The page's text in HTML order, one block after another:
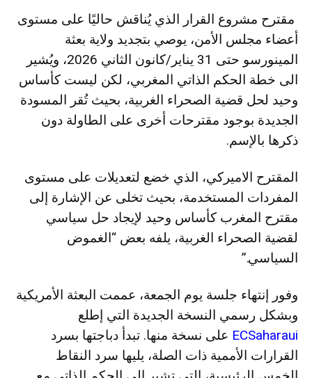
مقترح مشروع القرار الذي يُناقش حاليًا على مستوى
أعضاء مجلس الأمن، يوصي بتجديد ولاية بعثة
المينورسو حتى 31 يناير/كانون الثاني 2026، ويُشير
الى خطة الحكم الذاتي المغربي، لكن ليست كأساس
وحيد لحل قضية الصحراء الغربية، بحيث تُقر المسودة
الجديدة بوجود مقترحات أخرى على الطاولة دون
ذكرها بالإسم.
المقترح الاميركي، الذي خضع لتعديلات على مستوى
المفردات المستخدمة، بحيث تخلى عن الإشارة إلى
مقترح المغرب كأساس وحيد لإيجاد حل سياسي
لقضية الصحراء الغربية، يلفه بعض “الغموض
السياسي.”
وفور إنتهاء جلسة يوم الجمعة، عممت البعثة الأمريكية
وبشكل رسمي النسخة الجديدة التي إطلع
ECSaharaui على نسخة منها. تبدأ دباجتها بسرد
القرارات الأممية ذات الصلة، يليها سرد النقاط